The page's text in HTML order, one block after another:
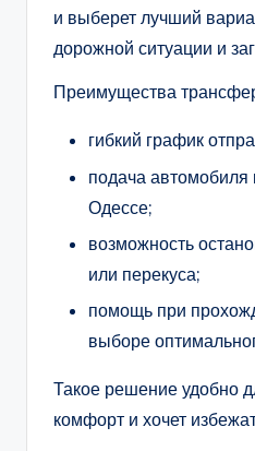
и выберет лучший
дорожной ситуации и
Преимущества
гибкий график
подача
Одессе;
возможность
или перекуса;
помощь при
выборе
Такое решение удобно
комфорт и хочет